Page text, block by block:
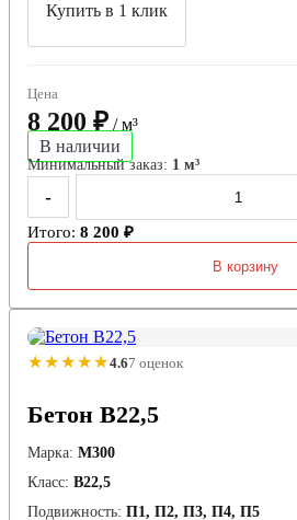
Купить в 1 клик
Цена
8 200 ₽ / м³
В наличии
Минимальный заказ: 1 м³
-
Итого: 8 200 ₽
В корзину
★★★★★4.67 оценок
Бетон В22,5
Марка: М300
Класс: В22,5
Подвижность: П1, П2, П3, П4, П5